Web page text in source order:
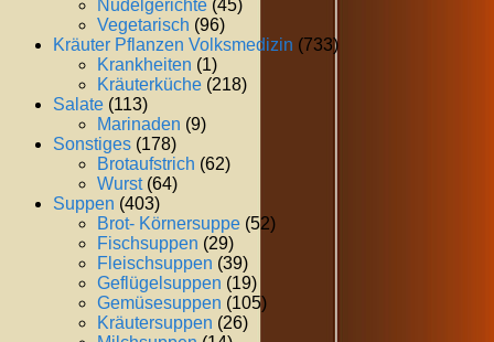
Nudelgerichte (45)
Vegetarisch (96)
Kräuter Pflanzen Volksmedizin (733)
Krankheiten (1)
Kräuterküche (218)
Salate (113)
Marinaden (9)
Sonstiges (178)
Brotaufstrich (62)
Wurst(64)
Suppen (403)
Brot- Körnersuppe (52)
Fischsuppen (29)
Fleischsuppen (39)
Geflügelsuppen (19)
Gemüsesuppen (105)
Kräutersuppen (26)